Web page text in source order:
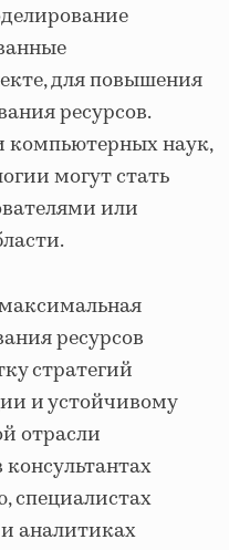
для повышения
ресурсов.
компьютерных наук,
могут стать
или
ресурсов
стратегий
и устойчивому
отрасли
консультантах
специалистах
аналитиках